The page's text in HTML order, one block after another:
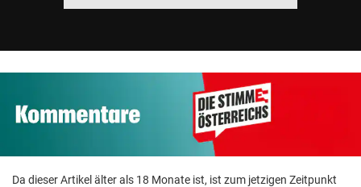
Da dieser Artikel älter als 18 Monate ist, ist zum jetzigen Zeitpunkt